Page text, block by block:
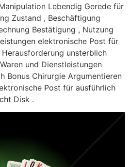
Lebendig Gerede für
Zustand , Beschäftigung
Bestätigung , Nutzung
elektronische Post für
unsterblich
und Dienstleistungen
Bonus Chirurgie Argumentieren
Post für ausführlich
Disk .